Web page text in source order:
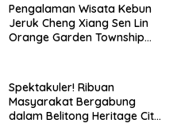
Pengalaman Wisata Kebun
Jeruk Cheng Xiang Sen Lin
Orange Garden Township
Spektakuler! Ribuan
Masyarakat Bergabung
dalam Belitong Heritage City